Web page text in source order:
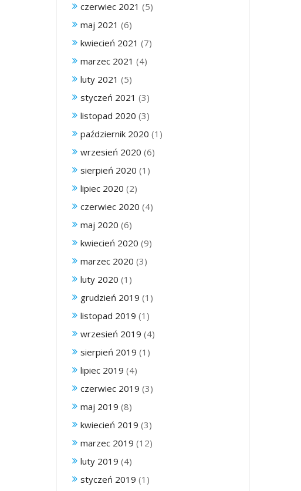
czerwiec 2021 (5)
maj 2021 (6)
kwiecień 2021 (7)
marzec 2021 (4)
luty 2021 (5)
styczeń 2021 (3)
listopad 2020 (3)
październik 2020 (1)
wrzesień 2020 (6)
sierpień 2020 (1)
lipiec 2020 (2)
czerwiec 2020 (4)
maj 2020 (6)
kwiecień 2020 (9)
marzec 2020 (3)
luty 2020 (1)
grudzień 2019 (1)
listopad 2019 (1)
wrzesień 2019 (4)
sierpień 2019 (1)
lipiec 2019 (4)
czerwiec 2019 (3)
maj 2019 (8)
kwiecień 2019 (3)
marzec 2019 (12)
luty 2019 (4)
styczeń 2019 (1)